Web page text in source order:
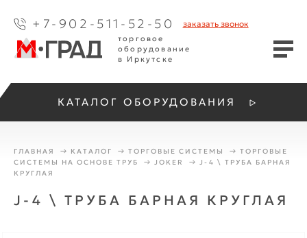
+7-902-511-52-50 заказатьзвонок
торговое
оборудование
в Иркутске
КАТАЛОГ ОБОРУДОВАНИЯ
ГЛАВНАЯ КАТАЛОГ ТОРГОВЫЕ СИСТЕМЫ
ТОРГОВЫЕ
СИСТЕМЫ НА ОСНОВЕ ТРУБ
JOKER
J-4 \ ТРУБА БАРНАЯ
КРУГЛАЯ
J-4 \ ТРУБА БАРНАЯ КРУГЛАЯ